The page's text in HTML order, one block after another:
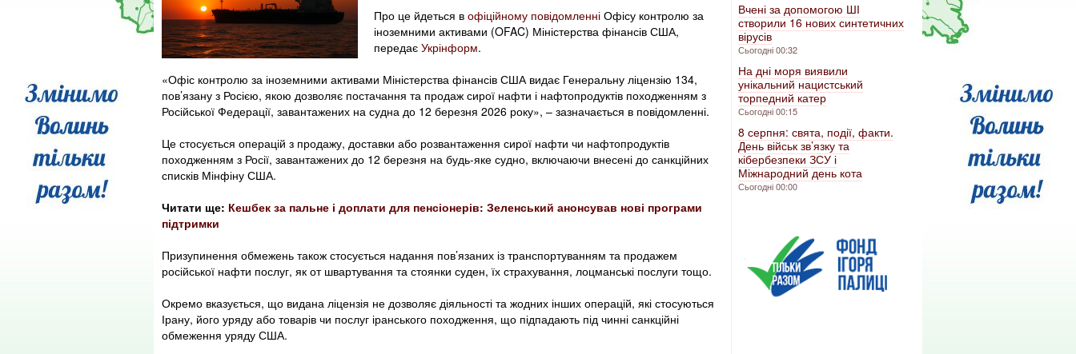
Про це йдеться в офіційному повідомленні Офісу контролю за
іноземними активами (OFAC) Міністерства фінансів США,
передає Укрінформ.
«Офіс контролю за іноземними активами Міністерства фінансів США видає Генеральну ліцензію 134,
пов’язану з Росією, якою дозволяє постачання та продаж сирої нафти і нафтопродуктів походженням з
Російської Федерації, завантажених на судна до 12 березня 2026 року», – зазначається в повідомленні.
Це стосується операцій з продажу, доставки або розвантаження сирої нафти чи нафтопродуктів
походженням з Росії, завантажених до 12 березня на будь-яке судно, включаючи внесені до санкційних
списків Мінфіну США.
Читати ще: Кешбек за пальне і доплати для пенсіонерів: Зеленський анонсував нові програми
підтримки
Призупинення обмежень також стосується надання пов’язаних із транспортуванням та продажем
російської нафти послуг, як от швартування та стоянки суден, їх страхування, лоцманські послуги тощо.
Окремо вказується, що видана ліцензія не дозволяє діяльності та жодних інших операцій, які стосуються
Ірану, його уряду або товарів чи послуг іранського походження, що підпадають під чинні санкційні
обмеження уряду США.
Вчені за допомогою ШІ
створили 16 нових синтетичних
вірусів
Сьогодні 00:32
На дні моря виявили
унікальний нацистський
торпедний катер
Сьогодні 00:15
8 серпня: свята, події, факти.
День військ зв’язку та
кібербезпеки ЗСУ і
Міжнародний день кота
Сьогодні 00:00